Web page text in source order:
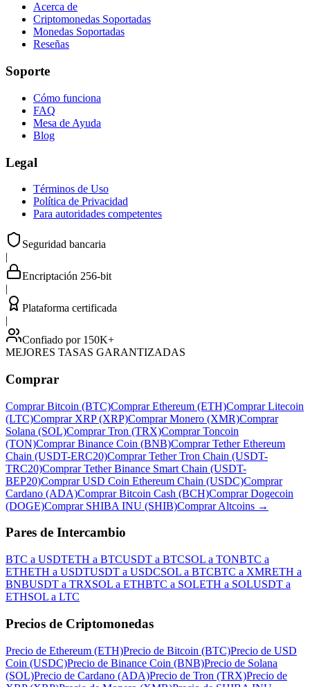
Acerca de
Criptomonedas Soportadas
Monedas Soportadas
Reseñas
Soporte
Cómo funciona
FAQ
Mesa de Ayuda
Blog
Legal
Términos de Uso
Política de Privacidad
Para autoridades competentes
Seguridad bancaria
|
Encriptación 256-bit
|
Plataforma certificada
|
Confiado por 150K+
MEJORES TASAS GARANTIZADAS
Comprar
Comprar Bitcoin (BTC)Comprar Ethereum (ETH)Comprar Litecoin
(LTC)Comprar XRP (XRP)Comprar Monero (XMR)Comprar
Solana (SOL)Comprar Tron (TRX)Comprar Toncoin
(TON)Comprar Binance Coin (BNB)Comprar Tether Ethereum
Chain (USDT-ERC20)Comprar Tether Tron Chain (USDT-
TRC20)Comprar Tether Binance Smart Chain (USDT-
BEP20)Comprar USD Coin Ethereum Chain (USDC)Comprar
Cardano (ADA)Comprar Bitcoin Cash (BCH)Comprar Dogecoin
(DOGE)Comprar SHIBA INU (SHIB)Comprar Altcoins →
Pares de Intercambio
BTC a USDTETH a BTCUSDT a BTCSOL a TONBTC a
ETHETH a USDTUSDT a USDCSOL a BTCBTC a XMRETH a
BNBUSDT a TRXSOL a ETHBTC a SOLETH a SOLUSDT a
ETHSOL a LTC
Precios de Criptomonedas
Precio de Ethereum (ETH)Precio de Bitcoin (BTC)Precio de USD
Coin (USDC)Precio de Binance Coin (BNB)Precio de Solana
(SOL)Precio de Cardano (ADA)Precio de Tron (TRX)Precio de